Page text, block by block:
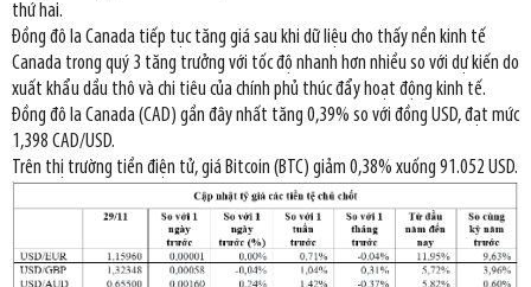
thứ hai.
Đồng đô la Canada tiếp tục tăng giá sau khi dữ liệu cho thấy nền kinh tế
Canada trong quý 3 tăng trưởng với tốc độ nhanh hơn nhiều so với dự kiến do
xuất khẩu dầu thô và chi tiêu của chính phủ thúc đẩy hoạt động kinh tế.
Đồng đô la Canada (CAD) gần đây nhất tăng 0,39% so với đồng USD, đạt mức
1,398 CAD/USD.
Trên thị trường tiền điện tử, giá Bitcoin (BTC) giảm 0,38% xuống 91.052 USD.